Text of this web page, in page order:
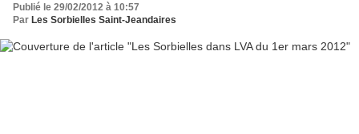
Publié le 29/02/2012 à 10:57
Par Les Sorbielles Saint-Jeandaires